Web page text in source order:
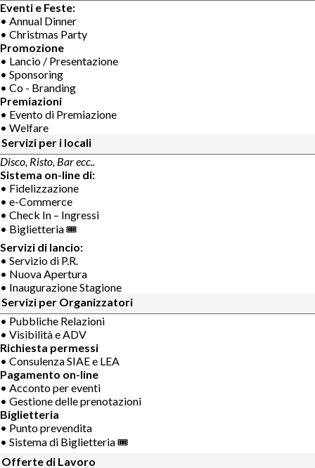
Eventi e Feste:
• Annual Dinner
• Christmas Party
Promozione
• Lancio / Presentazione
• Sponsoring
• Co - Branding
Premiazioni
• Evento di Premiazione
• Welfare
Servizi per i locali
Disco, Risto, Bar ecc..
Sistema on-line di:
• Fidelizzazione
• e-Commerce
• Check In – Ingressi
• Biglietteria 🎟
Servizi di lancio:
• Servizio di P.R.
• Nuova Apertura
• Inaugurazione Stagione
Servizi per Organizzatori
• Pubbliche Relazioni
• Visibilità e ADV
Richiesta permessi
• Consulenza SIAE e LEA
Pagamento on-line
• Acconto per eventi
• Gestione delle prenotazioni
Biglietteria
• Punto prevendita
• Sistema di Biglietteria 🎟
Offerte di Lavoro